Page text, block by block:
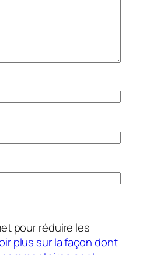
pour réduire les
plus sur la façon dont